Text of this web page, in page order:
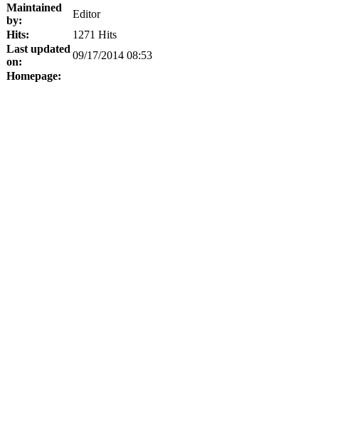
Maintained
by:
Editor
Hits:
1271 Hits
Last updated
on:
09/17/2014 08:53
Homepage: